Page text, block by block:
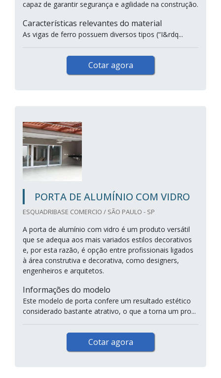
capaz de garantir segurança e agilidade na construção.
Características relevantes do material
As vigas de ferro possuem diversos tipos (“I&rdq...
Cotar agora
PORTA DE ALUMÍNIO COM VIDRO
ESQUADRIBASE COMERCIO / SÃO PAULO - SP
A porta de alumínio com vidro é um produto versátil
que se adequa aos mais variados estilos decorativos
e, por esta razão, é opção entre profissionais ligados
à área construtiva e decorativa, como designers,
engenheiros e arquitetos.
Informações do modelo
Este modelo de porta confere um resultado estético
considerado bastante atrativo, o que a torna um pro...
Cotar agora